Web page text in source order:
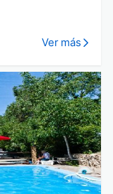
Ver más